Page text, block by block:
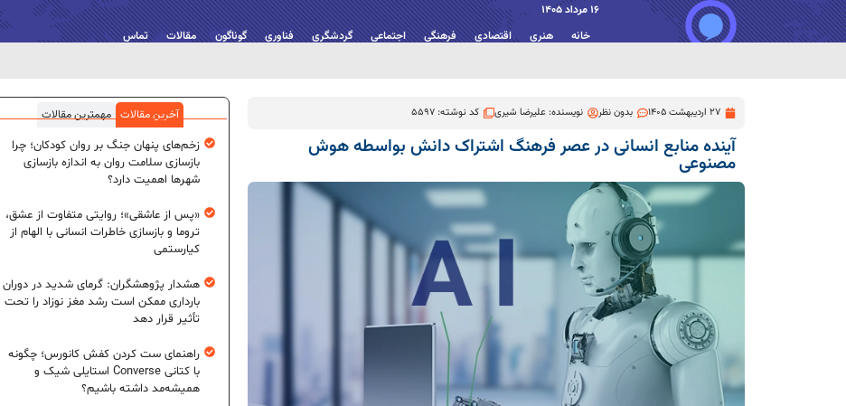
16 مرداد 1405
خانه هنری اقتصادی فرهنگی اجتماعی گردشگری فناوری گوناگون مقالات تماس
27 اردیبهشت 1405 بدون نظر نویسنده:علیرضا شیری کد نوشته: 5597
آینده منابع انسانی در عصر فرهنگ اشتراک دانش بواسطه هوش
مصنوعی
آخرین مقالات مهمترین مقالات
زخم‌های پنهان جنگ بر روان کودکان؛ چرا
بازسازی سلامت روان به اندازه بازسازی
شهرها اهمیت دارد؟
«پس از عاشقی»؛ روایتی متفاوت از عشق،
تروما و بازسازی خاطرات انسانی با الهام از
کیارستمی
هشدار پژوهشگران: گرمای شدید در دوران
بارداری ممکن است رشد مغز نوزاد را تحت
تأثیر قرار دهد
راهنمای ست کردن کفش کانورس؛ چگونه
با کتانی Converse استایلی شیک و
همیشه‌مد داشته باشیم؟